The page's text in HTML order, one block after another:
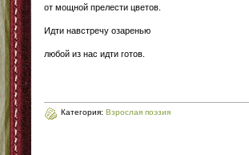
от мощной прелести цветов.
Идти навстречу озаренью
любой из нас идти готов.
Категория: Взрослая поэзия